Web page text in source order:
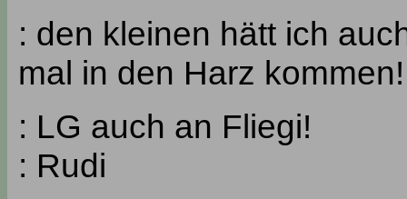
: den kleinen hätt ich
mal in den Harz kommen!
: LG auch an Fliegi!
: Rudi